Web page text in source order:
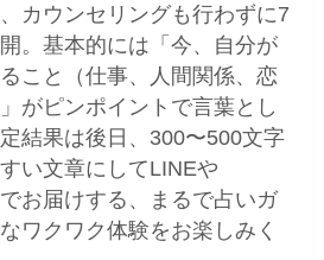
カウンセリングも行わずに7
。基本的には「今、自分が
こと（仕事、人間関係、恋
がピンポイントで言葉とし
結果は後日、300〜500文字
い文章にしてLINEや
お届けする、まるで占いガ
ワクワク体験をお楽しみく